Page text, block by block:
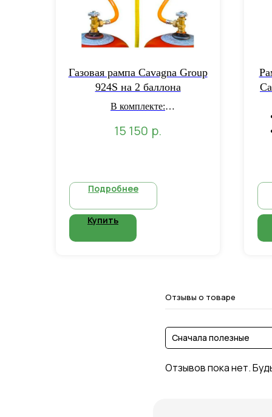
Газовая рампа Cavagna Group
924S на 2 баллона
В комплекте:
- 1 шт
15 150 р.
Подробнее
Купить
Отзывы о товаре
Сначала полезные
Отзывов пока нет.